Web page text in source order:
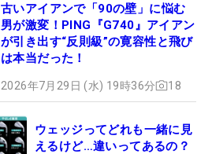
古いアイアンで「90の壁」に悩む
男が激変！PING『G740』アイアン
が引き出す“反則級”の寛容性と飛び
は本当だった！
2026年7月29日 (水) 19時36分 18
ウェッジってどれも一緒に見
えるけど…違いってあるの？